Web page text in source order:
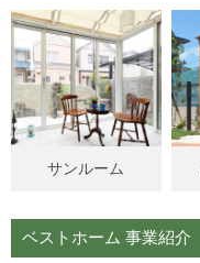
サンルーム
ベストホーム 事業紹介